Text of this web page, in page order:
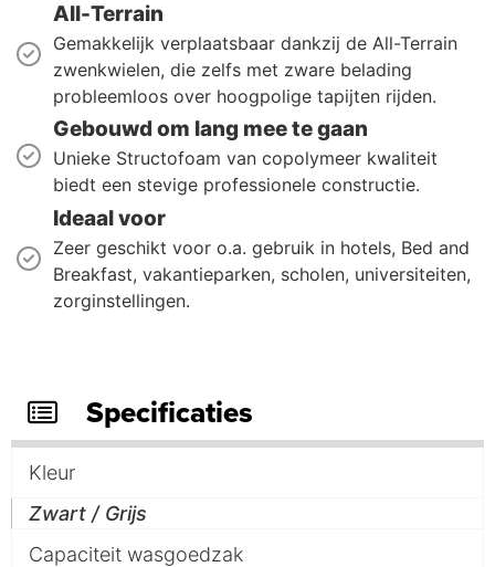
All-Terrain
Gemakkelijk verplaatsbaar dankzij de All-Terrain
zwenkwielen, die zelfs met zware belading
probleemloos over hoogpolige tapijten rijden.
Gebouwd om lang mee te gaan
Unieke Structofoam van copolymeer kwaliteit
biedt een stevige professionele constructie.
Ideaal voor
Zeer geschikt voor o.a. gebruik in hotels, Bed and
Breakfast, vakantieparken, scholen, universiteiten,
zorginstellingen.
Specificaties
Kleur
Zwart / Grijs
Capaciteit wasgoedzak